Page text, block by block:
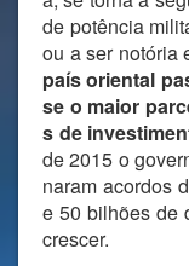
de potência
ou a ser notória
país oriental
se o maior
s de
de 2015 o
naram acordos
e 50 bilhões de
crescer.